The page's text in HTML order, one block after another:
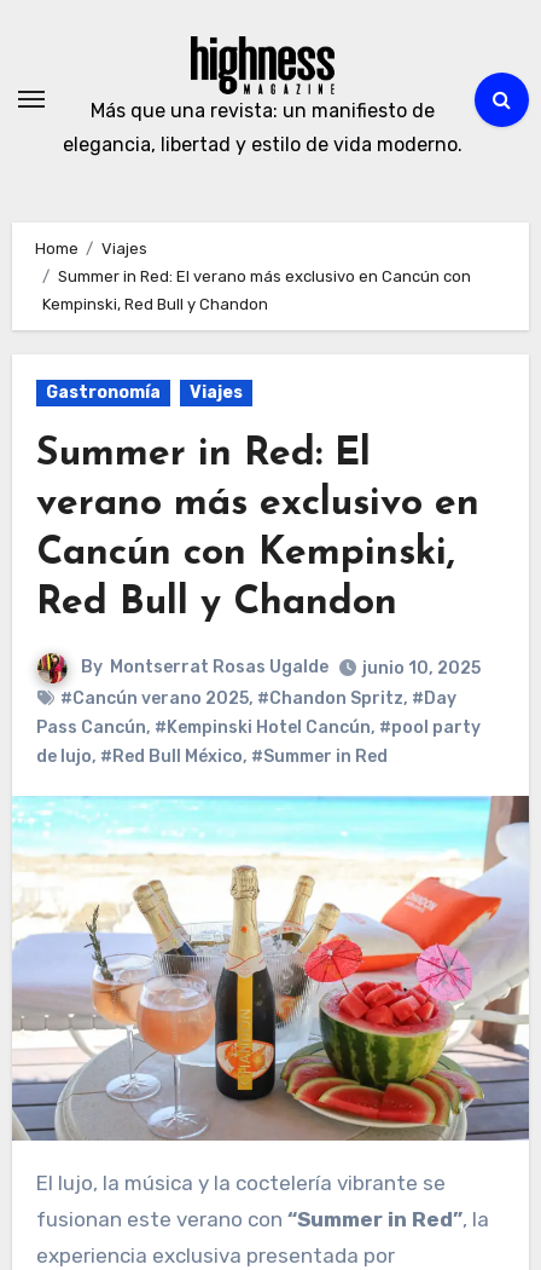
Más que una revista: un manifiesto de
elegancia, libertad y estilo de vida moderno.
Home
Viajes
Summer in Red: El verano más exclusivo en Cancún con
Kempinski, Red Bull y Chandon
Gastronomía Viajes
Summer in Red: El
verano más exclusivo en
Cancún con Kempinski,
Red Bull y Chandon
By Montserrat Rosas Ugalde
junio 10, 2025
#Cancún verano 2025, #Chandon Spritz, #Day
Pass Cancún, #Kempinski Hotel Cancún, #pool party
de lujo, #Red Bull México, #Summer in Red
El lujo, la música y la coctelería vibrante se
fusionan este verano con “Summer in Red”, la
experiencia exclusiva presentada por